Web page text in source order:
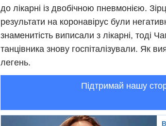
до лікарні із двобічною пневмонією.
результати на коронавірус були
знаменитість виписали з лікарні, тоді
танцівника знову госпіталізували. Як
легень.
Підтримай нашу